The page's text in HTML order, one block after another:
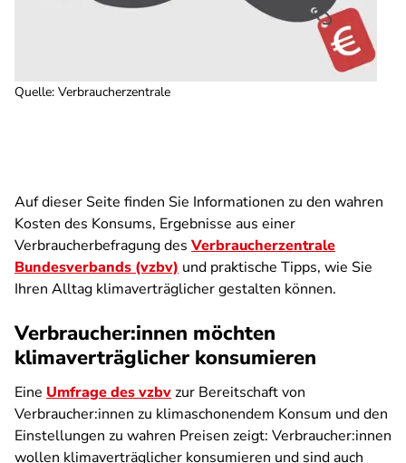
Quelle: Verbraucherzentrale
Auf dieser Seite finden Sie Informationen zu den wahren
Kosten des Konsums, Ergebnisse aus einer
Verbraucherbefragung des Verbraucherzentrale
Bundesverbands (vzbv) und praktische Tipps, wie Sie
Ihren Alltag klimaverträglicher gestalten können.
Verbraucher:innen möchten
klimaverträglicher konsumieren
Eine Umfrage des vzbvzur Bereitschaft von
Verbraucher:innen zu klimaschonendem Konsum und den
Einstellungen zu wahren Preisen zeigt: Verbraucher:innen
wollen klimaverträglicher konsumieren und sind auch